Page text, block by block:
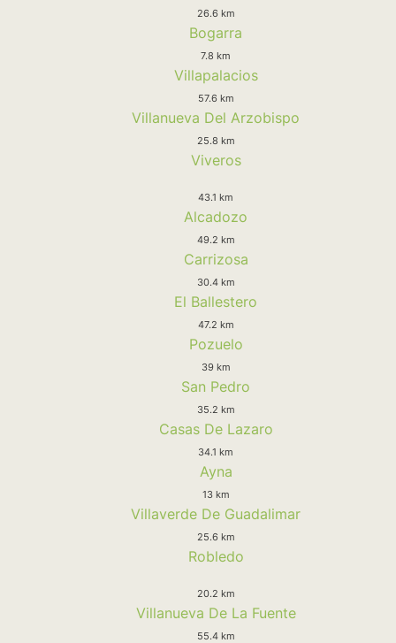
26.6 km
Bogarra
7.8 km
Villapalacios
57.6 km
Villanueva Del Arzobispo
25.8 km
Viveros
43.1 km
Alcadozo
49.2 km
Carrizosa
30.4 km
El Ballestero
47.2 km
Pozuelo
39 km
San Pedro
35.2 km
Casas De Lazaro
34.1 km
Ayna
13 km
Villaverde De Guadalimar
25.6 km
Robledo
20.2 km
Villanueva De La Fuente
55.4 km